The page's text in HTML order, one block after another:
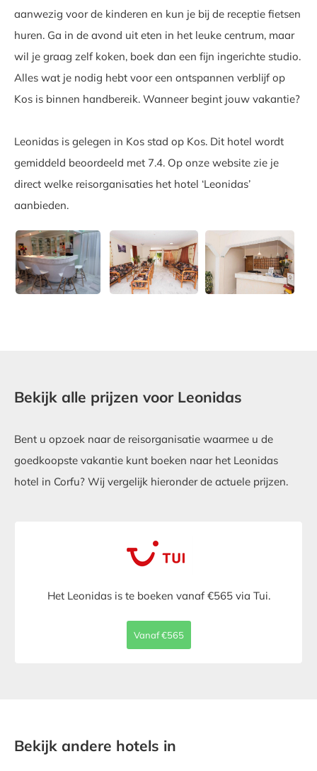
aanwezig voor de kinderen en kun je bij de receptie fietsen
huren. Ga in de avond uit eten in het leuke centrum, maar
wil je graag zelf koken, boek dan een fijn ingerichte studio.
Alles wat je nodig hebt voor een ontspannen verblijf op
Kos is binnen handbereik. Wanneer begint jouw vakantie?
Leonidas is gelegen in Kos stad op Kos. Dit hotel wordt
gemiddeld beoordeeld met 7.4. Op onze website zie je
direct welke reisorganisaties het hotel ‘Leonidas’
aanbieden.
Bekijk alle prijzen voor Leonidas
Bent u opzoek naar de reisorganisatie waarmee u de
goedkoopste vakantie kunt boeken naar het Leonidas
hotel in Corfu? Wij vergelijk hieronder de actuele prijzen.
Het Leonidas is te boeken vanaf €565 via Tui.
Vanaf €565
Bekijk andere hotels in